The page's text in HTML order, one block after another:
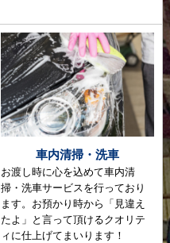
車内清掃・洗車
お渡し時に心を込めて車内清
掃・洗車サービスを行っており
ます。お預かり時から「見違え
たよ」と言って頂けるクオリテ
ィに仕上げてまいります！